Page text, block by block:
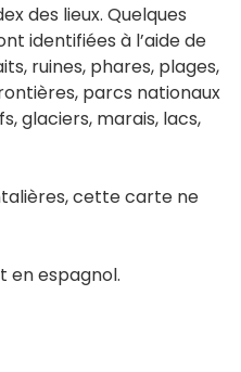
des lieux. Quelques
identifiées à l’aide de
ruines, phares, plages,
parcs nationaux
glaciers, marais, lacs,
cette carte ne
en espagnol.